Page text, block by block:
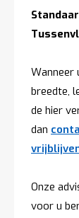
t
account
Wanneer
breedte,
de hier
dan
Onze
voor u